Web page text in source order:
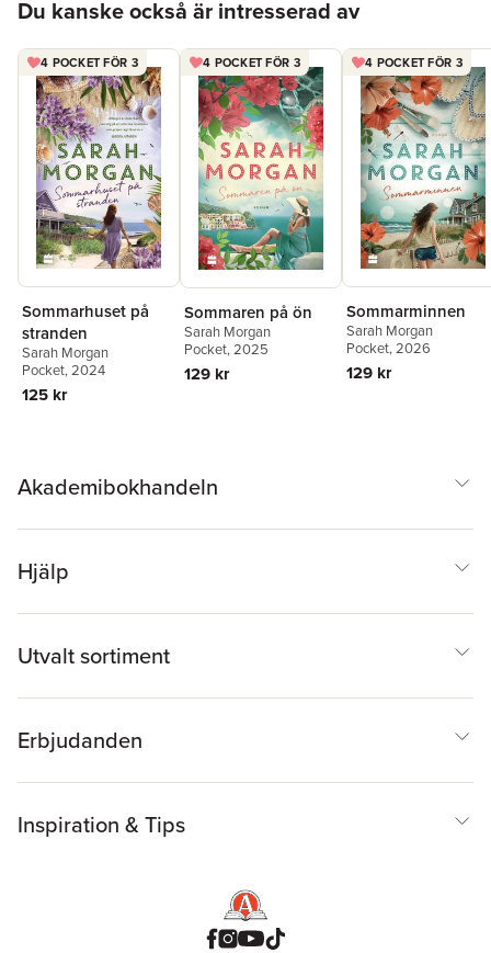
Du kanske också är intresserad av
4 POCKET FÖR 3
Sommarhuset på
stranden
Sarah Morgan
Pocket, 2024
125 kr
4 POCKET FÖR 3
Sommaren på ön
Sarah Morgan
Pocket, 2025
129 kr
4 POCKET FÖR 3
Sommarminnen
Sarah Morgan
Pocket, 2026
129 kr
Akademibokhandeln
Hjälp
Utvalt sortiment
Erbjudanden
Inspiration & Tips